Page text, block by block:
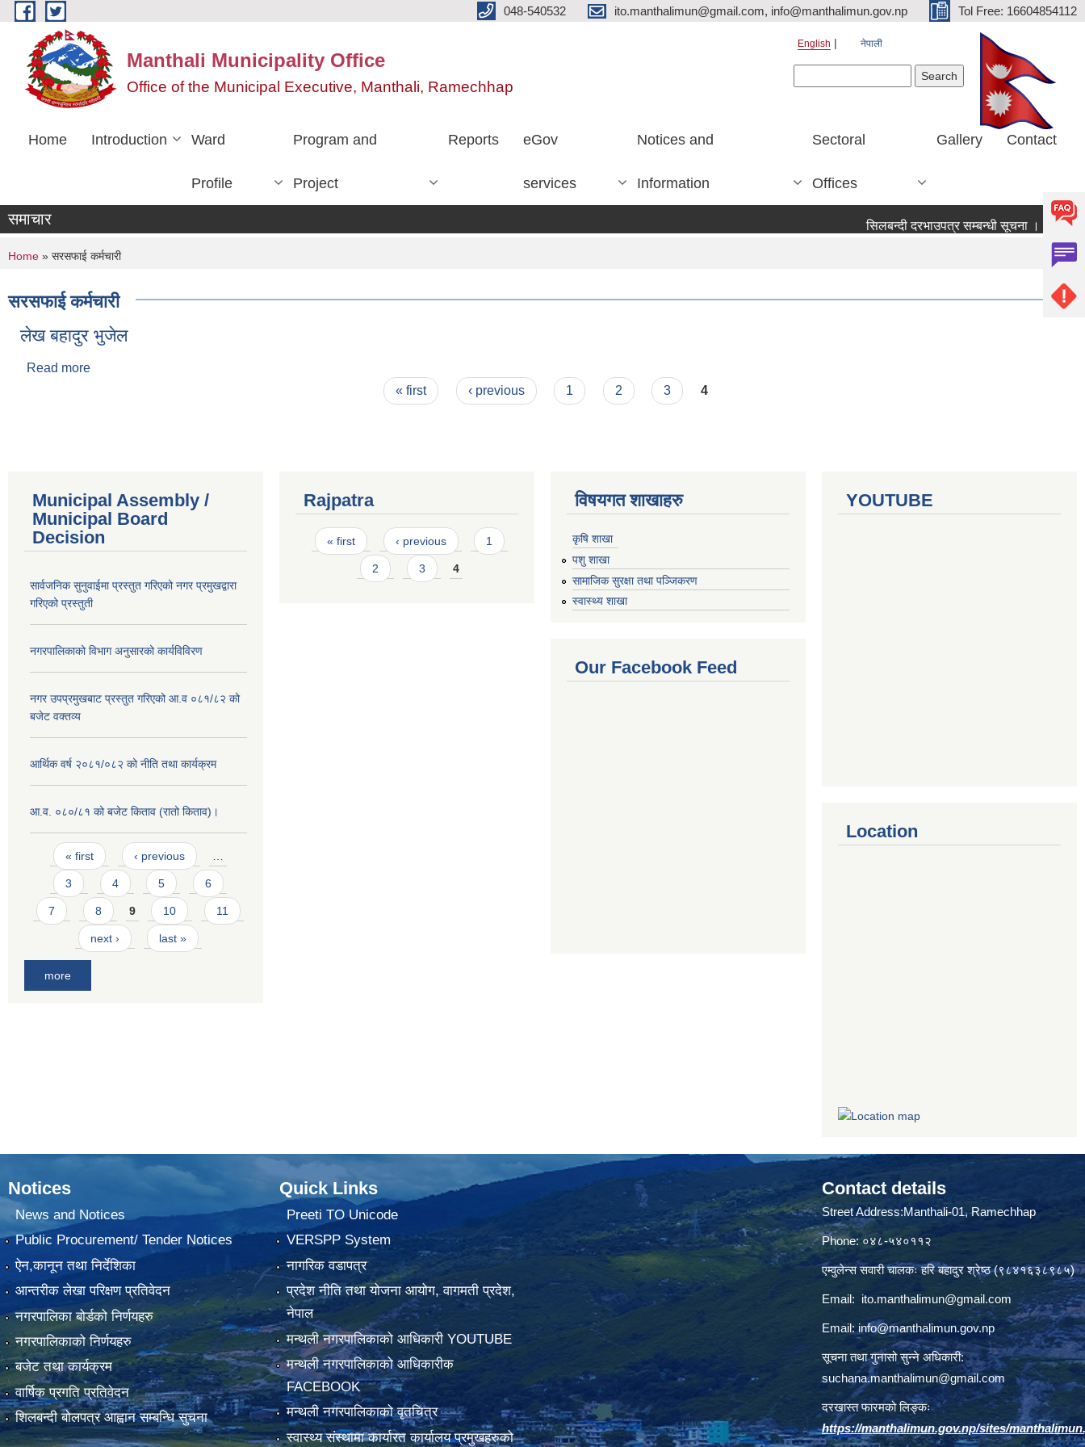
Skip to main content 048-540532 ito.manthalimun@gmail.com, info@manthalimun.gov.np Tol Free: 16604854112
Manthali Municipality Office
Office of the Municipal Executive, Manthali, Ramechhap
English नेपाली
Home Introduction Ward
Profile
Program and
Project
Reports eGov
services
Notices and
Information
Sectoral
Offices
Gallery Contact
समाचार सिलबन्दी दरभाउपत्र सम्बन्धी सूचना ।
You are here
Home » सरसफाई कर्मचारी
सरसफाई कर्मचारी
लेख बहादुर भुजेल
Read more
« first ‹ previous 1 2 3 4
Municipal Assembly /
Municipal Board
Decision
सार्वजनिक सुनुवाईमा प्रस्तुत गरिएको नगर प्रमुखद्वारा
गरिएको प्रस्तुती
नगरपालिकाको विभाग अनुसारको कार्यविविरण
नगर उपप्रमुखबाट प्रस्तुत गरिएको आ.व ०८१/८२ को
बजेट वक्तव्य
आर्थिक वर्ष २०८१/०८२ को नीति तथा कार्यक्रम
आ.व. ०८०/८१ को बजेट किताव (रातो किताव)।
Pages
« first ‹ previous
3 4 5 6
7 8 9 10 11
next › last »
more
Rajpatra
Pages
« first ‹ previous 1
2 3 4
विषयगत शाखाहरु
कृषि शाखा
पशु शाखा
सामाजिक सुरक्षा तथा पञ्जिकरण
स्वास्थ्य शाखा
Our Facebook Feed
YOUTUBE
Location
Notices
News and Notices
Public Procurement/ Tender Notices
ऐन,कानून तथा निर्देशिका
आन्तरीक लेखा परिक्षण प्रतिवेदन
नगरपालिका बोर्डको निर्णयहरु
नगरपालिकाको निर्णयहरु
बजेट तथा कार्यक्रम
वार्षिक प्रगति प्रतिवेदन
शिलबन्दी बोलपत्र आह्वान सम्बन्धि सुचना
Quick Links
Preeti TO Unicode
VERSPP System
नागरिक वडापत्र
प्रदेश नीति तथा योजना आयोग, वागमती प्रदेश,
नेपाल
मन्थली नगरपालिकाको आधिकारी YOUTUBE
मन्थली नगरपालिकाको आधिकारीक
FACEBOOK
मन्थली नगरपालिकाको वृतचित्र
स्वास्थ्य संस्थामा कार्यारत कार्यालय प्रमुखहरुको
Contact details
Street Address:Manthali-01, Ramechhap
Phone: ०४८-५४०११२
एम्वुलेन्स सवारी चालकः हरि बहादुर श्रेष्ठ (९८४१६३८९८५)
Email: ito.manthalimun@gmail.com
Email:info@manthalimun.gov.np
सूचना तथा गुनासो सुन्ने अधिकारी:
suchana.manthalimun@gmail.com
दरखास्त फारमको लिङ्कः
https://manthalimun.gov.np/sites/